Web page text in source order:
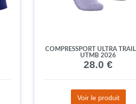
COMPRESSPORT ULTRA
UTMB 2026
28.0 €
Voir le produit